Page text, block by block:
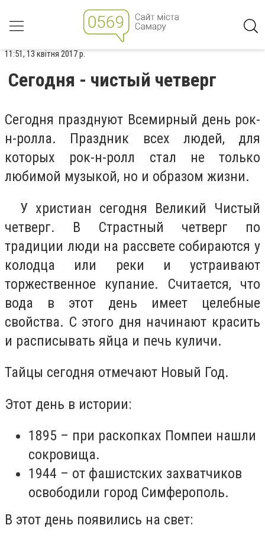
11:51, 13 квітня 2017 р.
Сегодня - чистый четверг
Сегодня празднуют Всемирный день рок-
н-ролла. Праздник всех людей, для
которых рок-н-ролл стал не только
любимой музыкой, но и образом жизни.
У христиан сегодня Великий Чистый
четверг. В Страстный четверг по
традиции люди на рассвете собираются у
колодца или реки и устраивают
торжественное купание. Считается, что
вода в этот день имеет целебные
свойства. С этого дня начинают красить
и расписывать яйца и печь куличи.
Тайцы сегодня отмечают Новый Год.
Этот день в истории:
1895 – при раскопках Помпеи нашли
сокровища.
1944 – от фашистских захватчиков
освободили город Симферополь.
В этот день появились на свет: